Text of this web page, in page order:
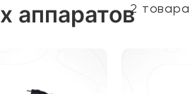
аппаратов2 товара